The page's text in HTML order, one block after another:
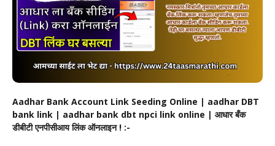
Aadhar Bank Account Link Seeding Online | aadhar DBT
bank link | aadhar bank dbt npci link online | आधार बँक
डीबीटी एनपीसीआय लिंक ऑनलाइन ! :-